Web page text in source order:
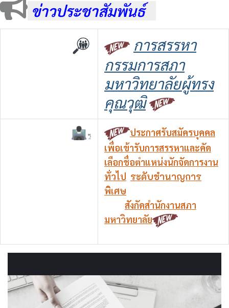
ข่าวประชาสัมพันธ์
การสรรหา
กรรมการสภา
มหาวิทยาลัยผู้ทรง
คุณวุฒิ
ประกาศรับสมัครบุคคล
เพื่อเข้ารับการสรรหาและคัด
เลือกชื่อตำแหน่งนักจัดการงาน
ทั่วไป ระดับชำนาญการ
พิเศษ
สังกัดสำนักงานสภา
มหาวิทยาลัย